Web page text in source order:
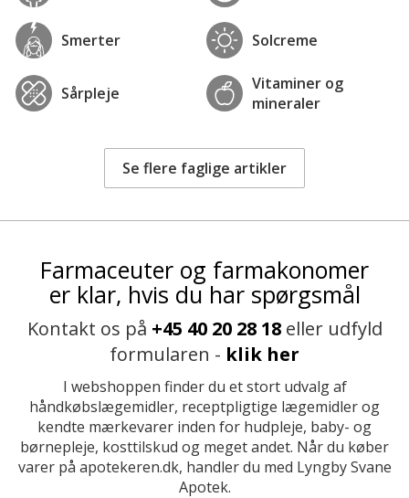
Smerter Solcreme
Sårpleje
Vitaminer og
mineraler
Se flere faglige artikler
Farmaceuter og farmakonomer
er klar, hvis du har spørgsmål
Kontakt os på +45 40 20 28 18eller udfyld
formularen - klik her
I webshoppen finder du et stort udvalg af
håndkøbslægemidler, receptpligtige lægemidler og
kendte mærkevarer inden for hudpleje, baby- og
børnepleje, kosttilskud og meget andet. Når du køber
varer på apotekeren.dk, handler du med Lyngby Svane
Apotek.